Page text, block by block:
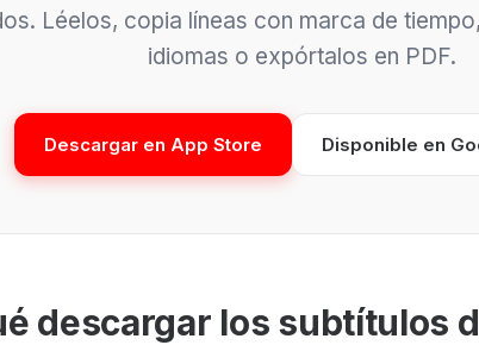
Léelos, copia líneas con marca de
idiomas o expórtalos en PDF.
Descargar en App Store Disponible en
descargar los subtítulos